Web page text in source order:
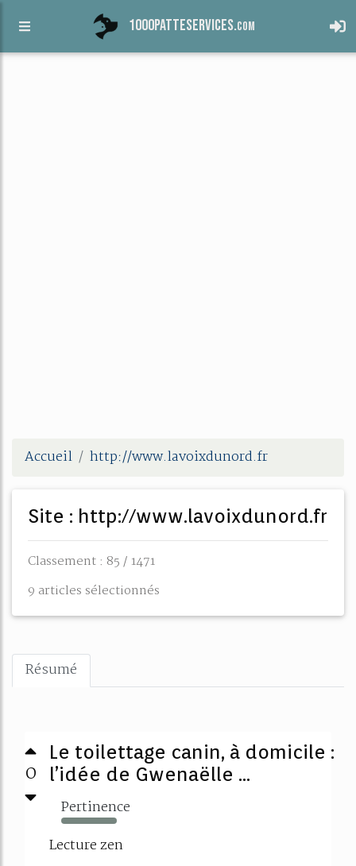
1000patteservices.com
Accueil http://www.lavoixdunord.fr
Site : http://www.lavoixdunord.fr
Classement : 85 / 1471
9 articles sélectionnés
Résumé
0
Le toilettage canin, à domicile :
l’idée de Gwenaëlle ...
Pertinence
438%
Lecture zen